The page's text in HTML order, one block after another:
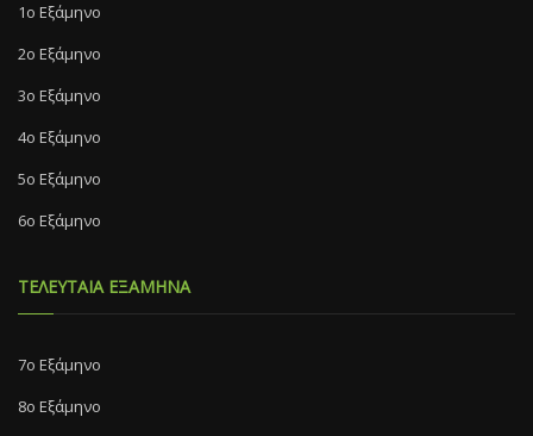
1ο Εξάμηνο
2ο Εξάμηνο
3ο Εξάμηνο
4ο Εξάμηνο
5ο Εξάμηνο
6ο Εξάμηνο
ΤΕΛΕΥΤΑΙΑ ΕΞΑΜΗΝΑ
7o Eξάμηνο
8o Eξάμηνο